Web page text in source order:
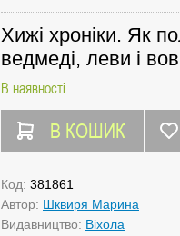
Хижі хроніки. Як
ведмеді, леви і
В наявності
В КОШИК
Код: 381861
Автор: Шквиря Марина
Видавництво: Віхола